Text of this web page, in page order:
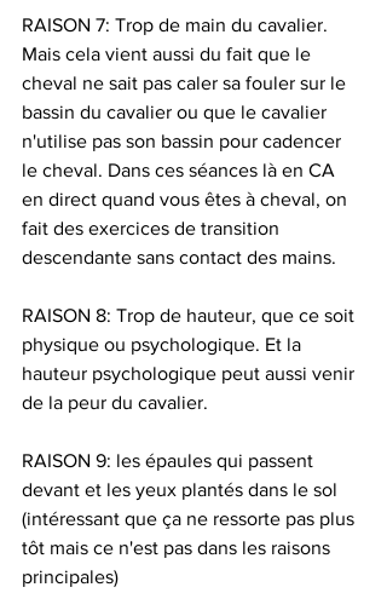
RAISON 7: Trop de main du cavalier.
Mais cela vient aussi du fait que le
cheval ne sait pas caler sa fouler sur le
bassin du cavalier ou que le cavalier
n'utilise pas son bassin pour cadencer
le cheval. Dans ces séances là en CA
en direct quand vous êtes à cheval, on
fait des exercices de transition
descendante sans contact des mains.
RAISON 8: Trop de hauteur, que ce soit
physique ou psychologique. Et la
hauteur psychologique peut aussi venir
de la peur du cavalier.
RAISON 9: les épaules qui passent
devant et les yeux plantés dans le sol
(intéressant que ça ne ressorte pas plus
tôt mais ce n'est pas dans les raisons
principales)